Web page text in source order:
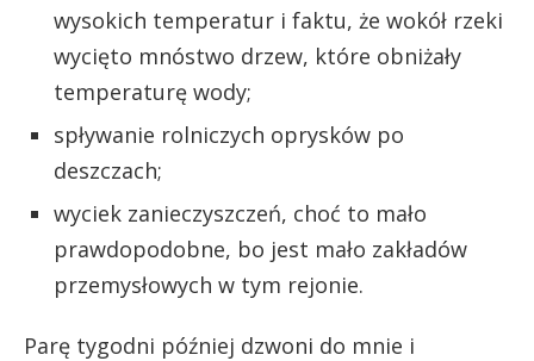
wysokich temperatur i faktu, że wokół rzeki
wycięto mnóstwo drzew, które obniżały
temperaturę wody;
spływanie rolniczych oprysków po
deszczach;
wyciek zanieczyszczeń, choć to mało
prawdopodobne, bo jest mało zakładów
przemysłowych w tym rejonie.
Parę tygodni później dzwoni do mnie i